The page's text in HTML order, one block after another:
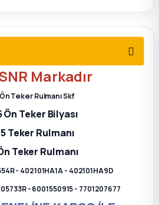
Markadır
Teker Rulmanı Skf
Ön Teker Bilyası
Teker Rulmanı
Teker Rulmanı
- 402101HA1A - 402101HA9D
- 6001550915 - 7701207677